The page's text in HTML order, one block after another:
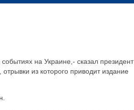
на Украине,- сказал президент
из которого приводит издание